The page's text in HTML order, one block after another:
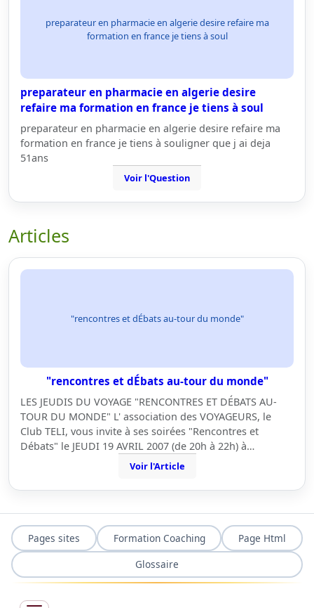
preparateur en pharmacie en algerie desire refaire ma
formation en france je tiens à soul
preparateur en pharmacie en algerie desire
refaire ma formation en france je tiens à soul
preparateur en pharmacie en algerie desire refaire ma
formation en france je tiens à souligner que j ai deja
51ans
Voir l'Question
Articles
"rencontres et dÉbats au-tour du monde"
"rencontres et dÉbats au-tour du monde"
LES JEUDIS DU VOYAGE "RENCONTRES ET DÉBATS AU-
TOUR DU MONDE" L' association des VOYAGEURS, le
Club TELI, vous invite à ses soirées "Rencontres et
Débats" le JEUDI 19 AVRIL 2007 (de 20h à 22h) à…
Voir l'Article
Pages sites Formation Coaching
Page Html
Glossaire